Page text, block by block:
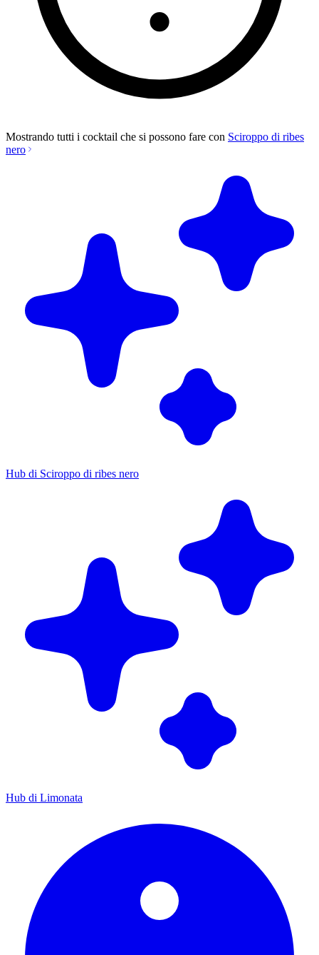
Mostrando tutti i cocktail che si possono fare con Sciroppo di ribes
nero
Hub di Sciroppo di ribes nero
Hub di Limonata